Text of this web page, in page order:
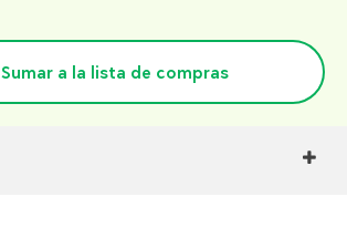
Sumar a la lista de compras